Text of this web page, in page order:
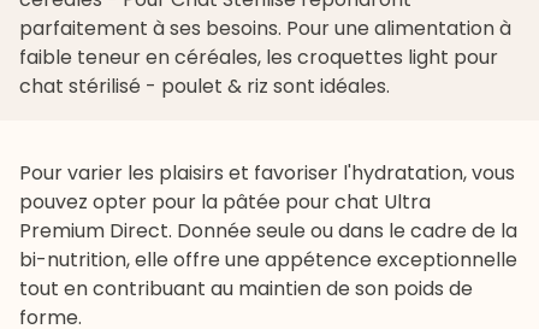
parfaitement à ses besoins. Pour une alimentation à
faible teneur en céréales, les croquettes light pour
chat stérilisé - poulet & riz sont idéales.
Pour varier les plaisirs et favoriser l'hydratation, vous
pouvez opter pour la pâtée pour chat Ultra
Premium Direct. Donnée seule ou dans le cadre de la
bi-nutrition, elle offre une appétence exceptionnelle
tout en contribuant au maintien de son poids de
forme.